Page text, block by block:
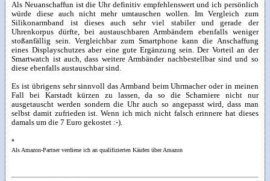
Als Neuanschaffun ist die Uhr definitiv empfehlenswert und ich persönlich
würde diese auch nicht mehr umtauschen wollen. Im Vergleich zum
Silikonarmband ist dieses auch sehr viel stabiler und gerade der
Uhrenkorpus dürfte, bei austauschbaren Armbändern ebenfalls weniger
stoßanfällig sein. Vergleichbar zum Smartphone kann die Anschaffung
eines Displayschutzes aber eine gute Ergänzung sein. Der Vorteil an der
Smartwatch ist auch, dass weitere Armbänder nachbestellbar sind und so
diese ebenfalls austauschbar sind.
Es ist übrigens sehr sinnvoll das Armband beim Uhrmacher oder in meinen
Fall bei Karstadt kürzen zu lassen, da so die Scharniere nicht nur
ausgetauscht werden sondern die Uhr auch so angepasst wird, dass man
selbst damit zufrieden ist. Wenn ich mich nicht falsch erinnere hat dieses
damals um die 7 Euro gekostet :-).
*
Als Amazon-Partner verdiene ich an qualifizierten Käufen über Amazon